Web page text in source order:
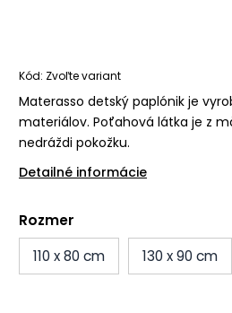
Kód: Zvoľte variant
Materasso detský paplónik je
materiálov. Poťahová látka je z
nedráždi pokožku.
Detailné informácie
Rozmer
110 x 80 cm
130 x 90 cm